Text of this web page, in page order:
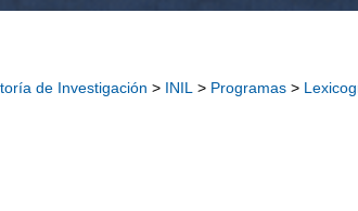
de Investigación > INIL > Programas >